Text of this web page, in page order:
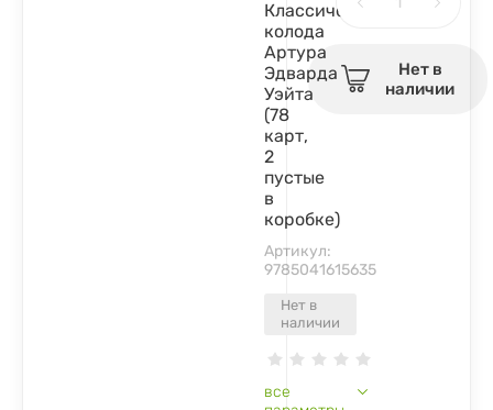
Нет в
наличии
Классическая
колода
Артура
Эдварда
Уэйта
(78
карт,
2
пустые
в
коробке)
Артикул:
9785041615635
все
Нет в
наличии